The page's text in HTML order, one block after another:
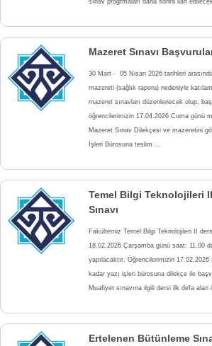
sınav progrmaları daha sonra ilan
Mazeret Sınavı
30 Mart - 05 Nisan 2026 tarihleri
mazereti (sağlık raporu) nedeniyle
mazeret sınavları düzenlenecek olup,
öğrencilerimizin 17.04.2026 Cuma günü
Mazeret Sınav Dilekçesi ve mazeretini
İşleri Bürosuna teslim ...
Temel Bilgi Teknolojileri
Sınavı
Fakültemiz Temel Bilgi Teknolojileri II
18.02.2026 Çarşamba günü saat: 11.00
yapılacaktır. Öğrencilerimizin
kadar yazı işleri bürosuna dilekçe ile
Muafiyet sınavına ilgili dersi ilk defa
Ertelenen Bütünleme